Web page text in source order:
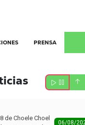
PRENSA
de Choele Choel
06/08/